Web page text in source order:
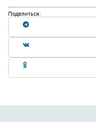
Поделиться: